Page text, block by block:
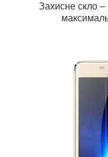
Захисне скло